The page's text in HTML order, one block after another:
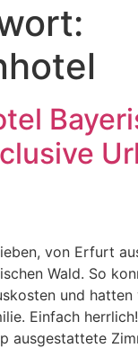
von Erfurt
Wald. So
und hatten
Einfach
ausgestattete